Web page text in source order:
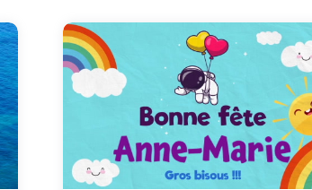
Le 26 juillet, joignez-vous à la fête en